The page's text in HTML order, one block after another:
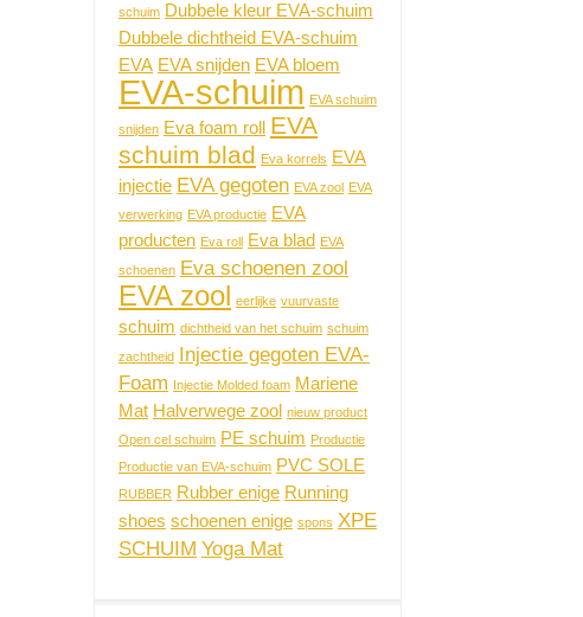
schuim Dubbele kleur EVA-schuim
Dubbele dichtheid EVA-schuim
EVA EVA snijden EVA bloem
EVA-schuim EVA schuim
snijden Eva foam roll
EVA
schuim blad Eva korrels EVA
injectie EVA gegoten EVA zool EVA
verwerking EVA productie EVA
producten Eva roll Eva blad EVA
schoenen Eva schoenen zool
EVA zool eerlijke vuurvaste
schuim dichtheid van het schuim schuim
zachtheid Injectie gegoten EVA-
Foam Injectie Molded foam Mariene
Mat Halverwege zool nieuw product
Open cel schuim PE schuim Productie
Productie van EVA-schuim PVC SOLE
RUBBER Rubber enige Running
shoes schoenen enige spons XPE
SCHUIM Yoga Mat